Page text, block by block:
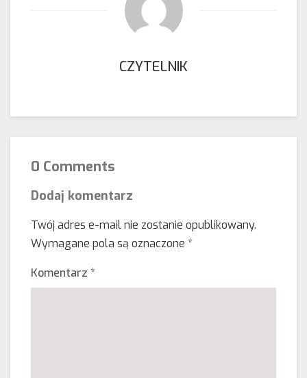
CZYTELNIK
0 Comments
Dodaj komentarz
Twój adres e-mail nie zostanie opublikowany.
Wymagane pola są oznaczone *
Komentarz *